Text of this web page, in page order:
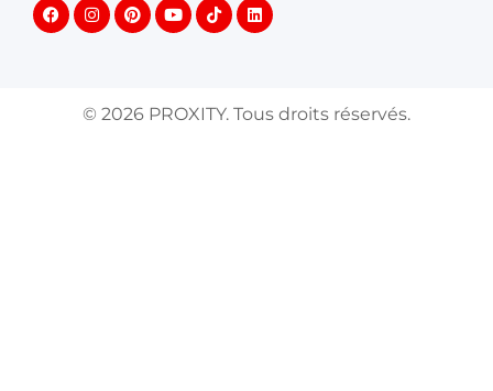
© 2026 PROXITY. Tous droits réservés.